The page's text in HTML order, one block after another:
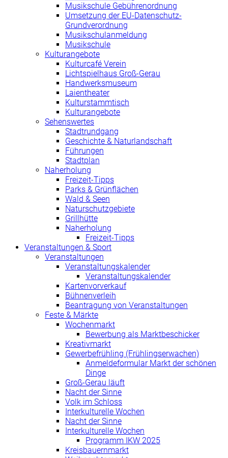
Musikschule Gebührenordnung
Umsetzung der EU-Datenschutz-
Grundverordnung
Musikschulanmeldung
Musikschule
Kulturangebote
Kulturcafé Verein
Lichtspielhaus Groß-Gerau
Handwerksmuseum
Laientheater
Kulturstammtisch
Kulturangebote
Sehenswertes
Stadtrundgang
Geschichte & Naturlandschaft
Führungen
Stadtplan
Naherholung
Freizeit-Tipps
Parks & Grünflächen
Wald & Seen
Naturschutzgebiete
Grillhütte
Naherholung
Freizeit-Tipps
Veranstaltungen & Sport
Veranstaltungen
Veranstaltungskalender
Veranstaltungskalender
Kartenvorverkauf
Bühnenverleih
Beantragung von Veranstaltungen
Feste & Märkte
Wochenmarkt
Bewerbung als Marktbeschicker
Kreativmarkt
Gewerbefrühling (Frühlingserwachen)
Anmeldeformular Markt der schönen
Dinge
Groß-Gerau läuft
Nacht der Sinne
Volk im Schloss
Interkulturelle Wochen
Nacht der Sinne
Interkulturelle Wochen
Programm IKW 2025
Kreisbauernmarkt